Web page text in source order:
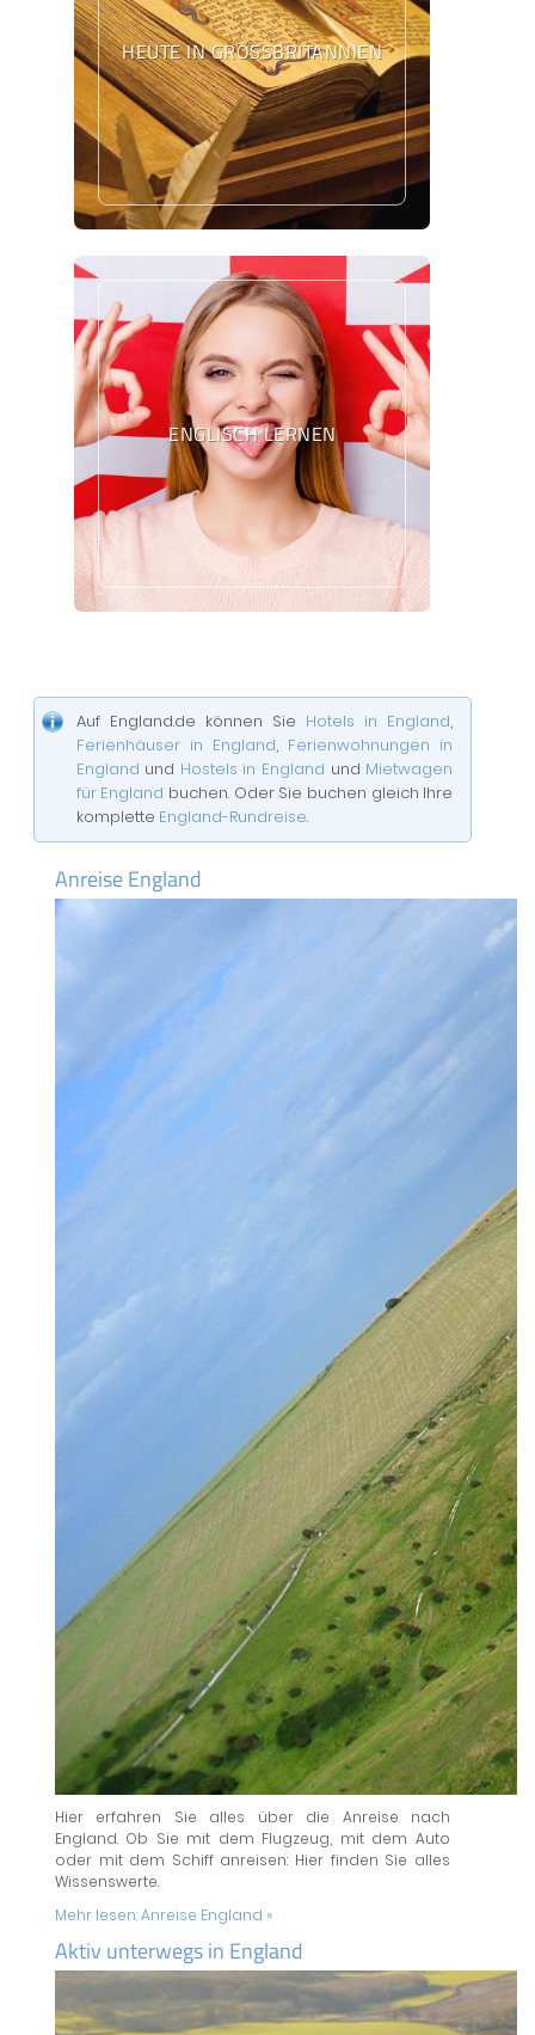
HEUTE IN GROSSBRITANNIEN
ENGLISCH LERNEN
Auf England.de können Sie Hotels in England,
Ferienhäuser in England, Ferienwohnungen in
England und Hostels in England und Mietwagen
für England buchen. Oder Sie buchen gleich Ihre
komplette England-Rundreise.
Anreise England
Hier erfahren Sie alles über die Anreise nach
England. Ob Sie mit dem Flugzeug, mit dem Auto
oder mit dem Schiff anreisen: Hier finden Sie alles
Wissenswerte.
Mehr lesen:Anreise England »
Aktiv unterwegs in England